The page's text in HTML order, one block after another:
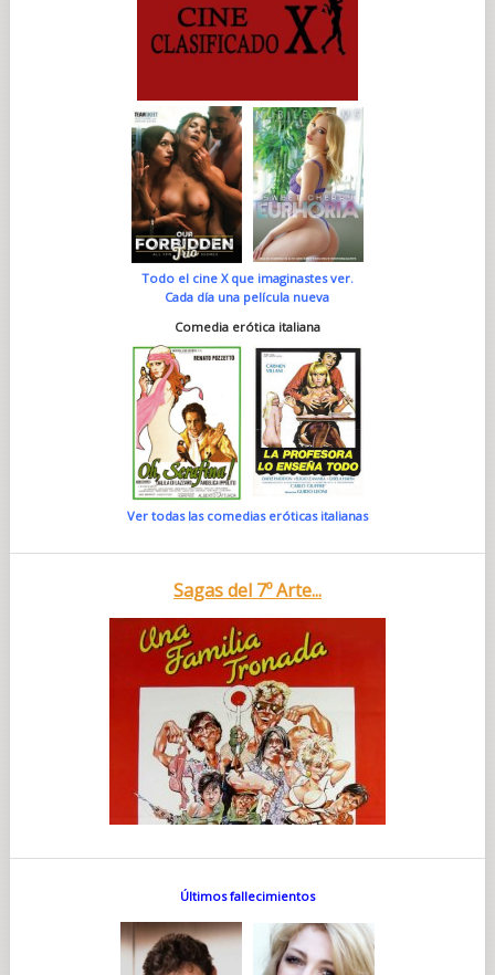
Todo el cine X que imaginastes ver.
Cada día una película nueva
Comedia erótica italiana
Ver todas las comedias eróticas italianas
Sagas del 7º Arte...
Últimos fallecimientos